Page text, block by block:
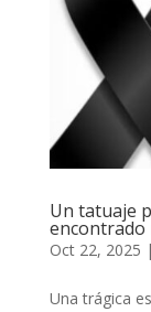
Un tatuaje
encontrado
Oct 22, 2025 |
Una trágica